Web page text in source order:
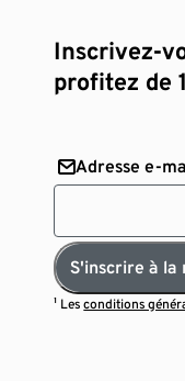
Inscrivez-
profitez de
Adresse e-
S'inscrire à la
¹ Lesconditions